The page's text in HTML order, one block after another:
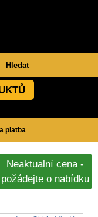
platba
Neaktualní cena -
požádejte o nabídku